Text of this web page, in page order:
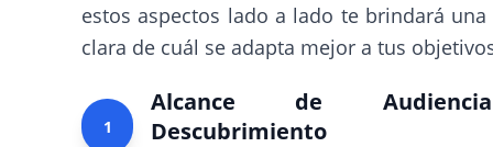
estos aspectos lado a lado te brindará una
clara de cuál se adapta mejor a tus
1
Alcance de
Descubrimiento